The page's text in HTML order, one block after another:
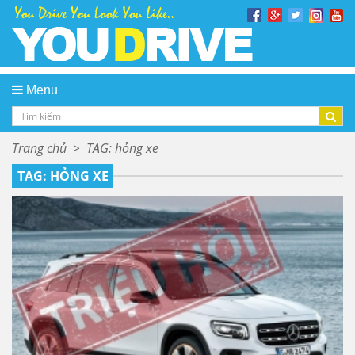
Menu
Trang chủ > TAG: hỏng xe
TAG: HỎNG XE